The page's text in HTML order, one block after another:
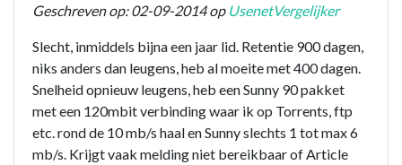
Geschreven op: 02-09-2014 op UsenetVergelijker
Slecht, inmiddels bijna een jaar lid. Retentie 900 dagen,
niks anders dan leugens, heb al moeite met 400 dagen.
Snelheid opnieuw leugens, heb een Sunny 90 pakket
met een 120mbit verbinding waar ik op Torrents, ftp
etc. rond de 10 mb/s haal en Sunny slechts 1 tot max 6
mb/s. Krijgt vaak melding niet bereikbaar of Article